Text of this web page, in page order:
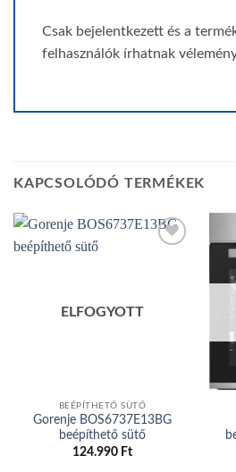
Csak bejelentkezett és a
felhasználók írhatnak
KAPCSOLÓDÓ TERMÉKEK
ELFOGYOTT
BEÉPÍTHETŐ SÜTŐ
Gorenje BOS6737E13BG
beépíthető sütő
124.990 Ft